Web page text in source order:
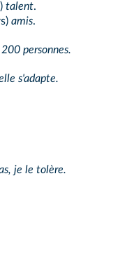
talent.
amis.
200 personnes.
s'adapte.
je le tolère.